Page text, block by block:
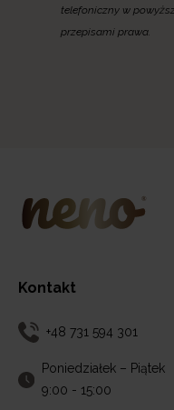
telefoniczny w
przepisami prawa.
Kontakt
+48 731 594 301
Poniedziałek – Piątek
9:00 - 15:00